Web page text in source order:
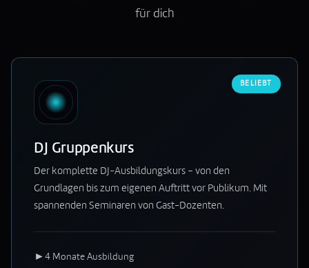
für dich
BELIEBT
DJ Gruppenkurs
Der komplette DJ-Ausbildungskurs – von den
Grundlagen bis zum eigenen Auftritt vor Publikum. Mit
spannenden Seminaren von Gast-Dozenten.
► 4 Monate Ausbildung